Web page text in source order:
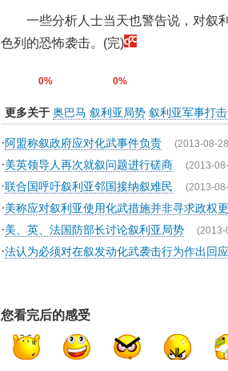
一些分析人士当天也警告说，对叙
色列的恐怖袭击。(完)
0% 0%
更多关于 奥巴马 叙利亚局势 叙利亚军事打击
·阿盟称叙政府应对化武事件负责 (2013-08-
·美英领导人再次就叙问题进行磋商 (2013-
·联合国呼吁叙利亚邻国接纳叙难民 (2013-
·美称应对叙利亚使用化武措施并非寻求政权
·美、英、法国防部长讨论叙利亚局势 (2013-
·法认为必须对在叙发动化武袭击行为作出回应
您看完后的感受